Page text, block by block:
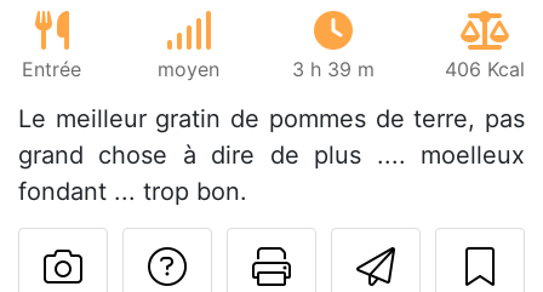
Entrée moyen 3 h 39 m 406 Kcal
Le meilleur gratin de pommes de terre, pas
grand chose à dire de plus .... moelleux
fondant ... trop bon.
Imprimer
Poser une